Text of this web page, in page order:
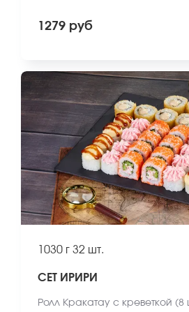
*Не забудьте заказать
соус. Они не входят в
вид блюда может отличаться
1279 руб
1030 г 32 шт.
СЕТ ИРИРИ
Ролл Кракатау с креветкой (8